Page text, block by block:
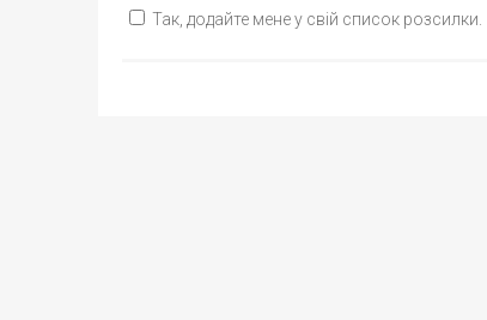
Так, додайте мене у свій список розсилки.